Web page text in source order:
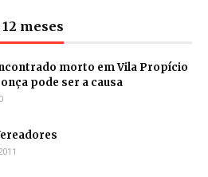
meses
morto em Vila Propício
pode ser a causa